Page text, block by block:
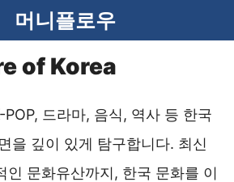
머니플로우
of Korea
드라마, 음식, 역사 등 한국
을 깊이 있게 탐구합니다. 최신
인 문화유산까지, 한국 문화를 이